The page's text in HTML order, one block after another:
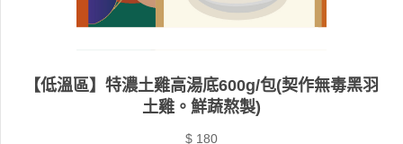
【低溫區】特濃土雞高湯底600g/包(契作無毒黑羽
土雞。鮮蔬熬製)
$ 180